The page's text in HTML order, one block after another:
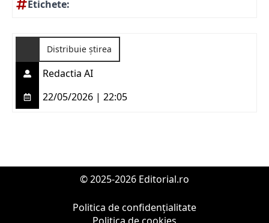
Etichete:
Distribuie știrea
Redactia AI
22/05/2026 | 22:05
© 2025-2026 Editorial.ro
Politica de confidențialitate